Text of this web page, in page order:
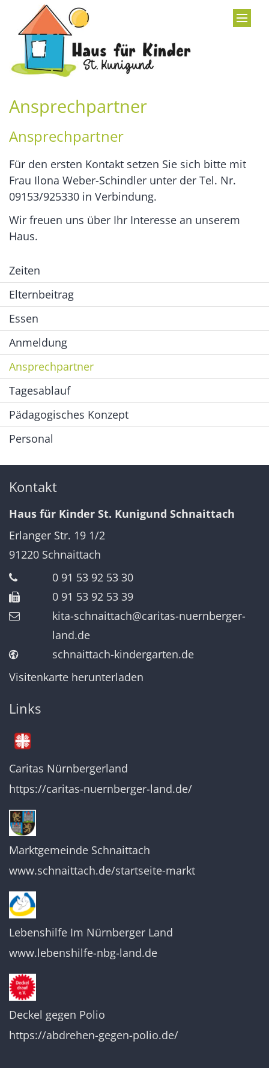
Zum Inhalt springen
Ansprechpartner
Ansprechpartner
Für den ersten Kontakt setzen Sie sich bitte mit
Frau Ilona Weber-Schindler unter der Tel. Nr.
09153/925330 in Verbindung.
Wir freuen uns über Ihr Interesse an unserem
Haus.
Zeiten
Elternbeitrag
Essen
Anmeldung
Ansprechpartner
Tagesablauf
Pädagogisches Konzept
Personal
Kontakt
Haus für Kinder St. Kunigund Schnaittach
Erlanger Str. 19 1/2
91220 Schnaittach
0 91 53 92 53 30
0 91 53 92 53 39
kita-schnaittach@caritas-nuernberger-
land.de
schnaittach-kindergarten.de
Visitenkarte herunterladen
Links
Caritas Nürnbergerland
https://caritas-nuernberger-land.de/
Marktgemeinde Schnaittach
www.schnaittach.de/startseite-markt
Lebenshilfe Im Nürnberger Land
www.lebenshilfe-nbg-land.de
Deckel gegen Polio
https://abdrehen-gegen-polio.de/